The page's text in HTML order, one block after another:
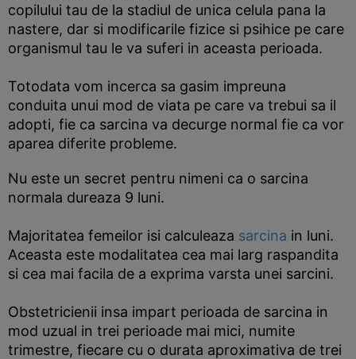
copilului tau de la stadiul de unica celula pana la
nastere, dar si modificarile fizice si psihice pe care
organismul tau le va suferi in aceasta perioada.
Totodata vom incerca sa gasim impreuna
conduita unui mod de viata pe care va trebui sa il
adopti, fie ca sarcina va decurge normal fie ca vor
aparea diferite probleme.
Nu este un secret pentru nimeni ca o sarcina
normala dureaza 9 luni.
Majoritatea femeilor isi calculeaza sarcina in luni.
Aceasta este modalitatea cea mai larg raspandita
si cea mai facila de a exprima varsta unei sarcini.
Obstetricienii insa impart perioada de sarcina in
mod uzual in trei perioade mai mici, numite
trimestre, fiecare cu o durata aproximativa de trei